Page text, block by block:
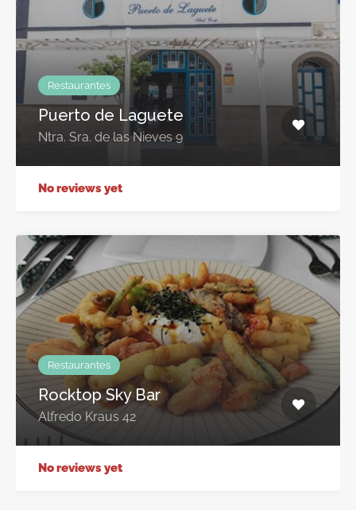
Restaurantes
Puerto de Laguete
Ntra. Sra. de las Nieves 9
No reviews yet
Restaurantes
Rocktop Sky Bar
Alfredo Kraus 42
No reviews yet